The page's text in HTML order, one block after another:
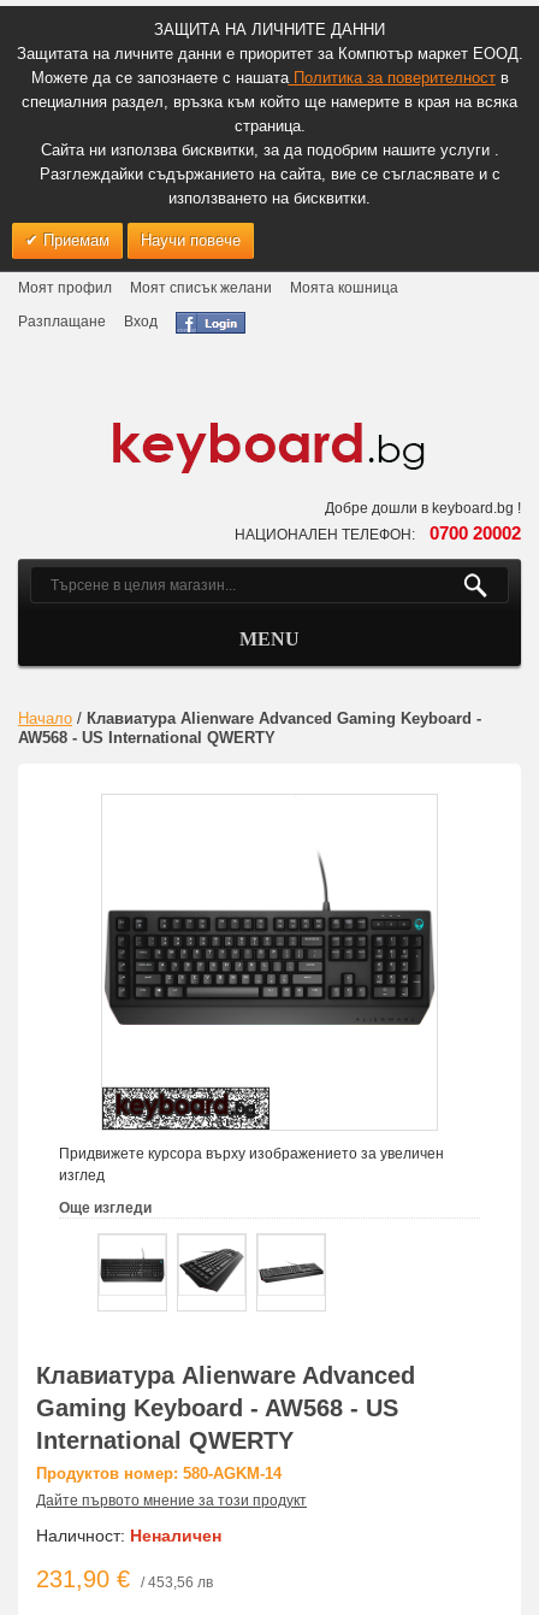
ЗАЩИТА НА ЛИЧНИТЕ ДАННИ
Защитата на личните данни е приоритет за Компютър маркет ЕООД.
Можете да се запознаете с нашатаПолитика за поверителноств
специалния раздел, връзка към който ще намерите в края на всяка
страница.
Сайта ни използва бисквитки, за да подобрим нашите услуги .
Разглеждайки съдържанието на сайта, вие се съгласявате и с
използването на бисквитки.
Приемам Научи повече
Моят профил Моят списък желани
Моята кошница
Разплащане
Вход
Добре дошли в keyboard.bg !
НАЦИОНАЛЕН ТЕЛЕФОН: 0700 20002
MENU
Начало / Клавиатура Alienware Advanced Gaming Keyboard -
AW568 - US International QWERTY
Придвижете курсора върху изображението за увеличен
изглед
Още изгледи
Клавиатура Alienware Advanced
Gaming Keyboard - AW568 - US
International QWERTY
Продуктов номер: 580-AGKM-14
Дайте първото мнение за този продукт
Наличност: Неналичен
231,90 € / 453,56 лв